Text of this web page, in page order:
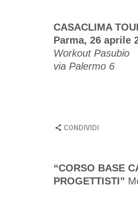
CASACLIMA
Parma, 26 aprile
Workout Pasubio
via Palermo 6
CONDIVIDI
“CORSO BASE
PROGETTISTI”